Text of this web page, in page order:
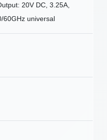
20V DC, 3.25A,
60GHz universal